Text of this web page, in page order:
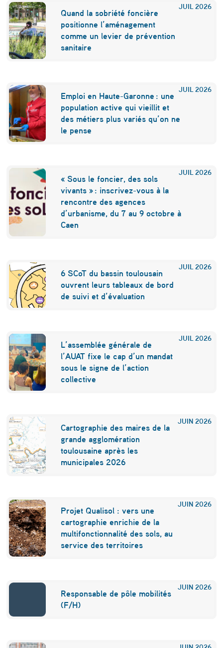
m
a
t
,
o
u
s
d
r
o
n
f
i
e
p
r
e
v
e
d
’
u
m
i
l
t
,
d
JUIL 2026
Quand la sobriété foncière
positionne l’aménagement
comme un levier de prévention
sanitaire
JUIL 2026
Emploi en Haute-Garonne : une
population active qui vieillit et
des métiers plus variés qu’on ne
le pense
JUIL 2026
« Sous le foncier, des sols
vivants » : inscrivez-vous à la
rencontre des agences
d’urbanisme, du 7 au 9 octobre à
Caen
JUIL 2026
6 SCoT du bassin toulousain
ouvrent leurs tableaux de bord
de suivi et d’évaluation
JUIL 2026
L’assemblée générale de
l’AUAT fixe le cap d’un mandat
sous le signe de l’action
collective
JUIN 2026
Cartographie des maires de la
grande agglomération
toulousaine après les
municipales 2026
JUIN 2026
Projet Qualisol : vers une
cartographie enrichie de la
multifonctionnalité des sols, au
service des territoires
JUIN 2026
Responsable de pôle mobilités
(F/H)